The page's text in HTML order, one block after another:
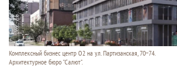
Комплексный бизнес центр О2 на ул. Партизанская, 70−74.
Архитектурное бюро "Салют".